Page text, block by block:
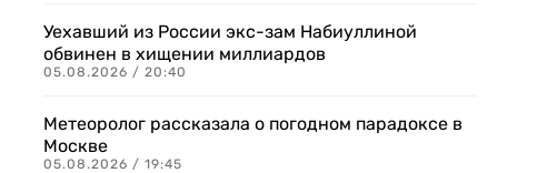
Уехавший из России экс-зам Набиуллиной
обвинен в хищении миллиардов
05.08.2026 / 20:40
Метеоролог рассказала о погодном парадоксе в
Москве
05.08.2026 / 19:45